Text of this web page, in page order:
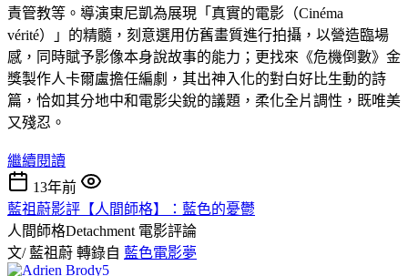
責管教等。導演東尼凱為展現「真實的電影（Cinéma
vérité）」的精髓，刻意選用仿舊畫質進行拍攝，以營造臨場
感，同時賦予影像本身說故事的能力；更找來《危機倒數》金
獎製作人卡爾盧擔任編劇，其出神入化的對白好比生動的詩
篇，恰如其分地中和電影尖銳的議題，柔化全片調性，既唯美
又殘忍。
繼續閱讀
13年前
藍祖蔚影評【人間師格】：藍色的憂鬱
人間師格Detachment 電影評論
文/ 藍祖蔚 轉錄自 藍色電影夢